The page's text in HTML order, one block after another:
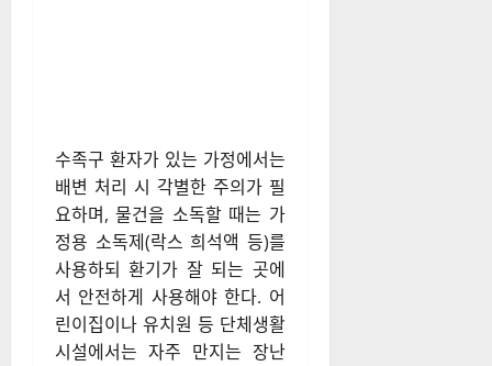
수족구 환자가 있는 가정에서는
배변 처리 시 각별한 주의가 필
요하며, 물건을 소독할 때는 가
정용 소독제(락스 희석액 등)를
사용하되 환기가 잘 되는 곳에
서 안전하게 사용해야 한다. 어
린이집이나 유치원 등 단체생활
시설에서는 자주 만지는 장난